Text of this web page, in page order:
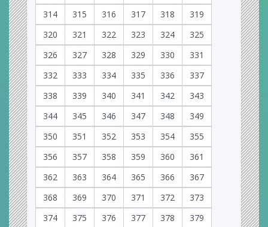
314
315 316 317 318
319
320
321 322 323 324
325
326
327 328 329 330
331
332
333 334 335 336
337
338
339 340 341 342
343
344
345 346 347 348
349
350
351 352 353 354
355
356
357 358 359 360
361
362
363 364 365 366
367
368
369 370 371 372
373
374
375 376 377 378 379